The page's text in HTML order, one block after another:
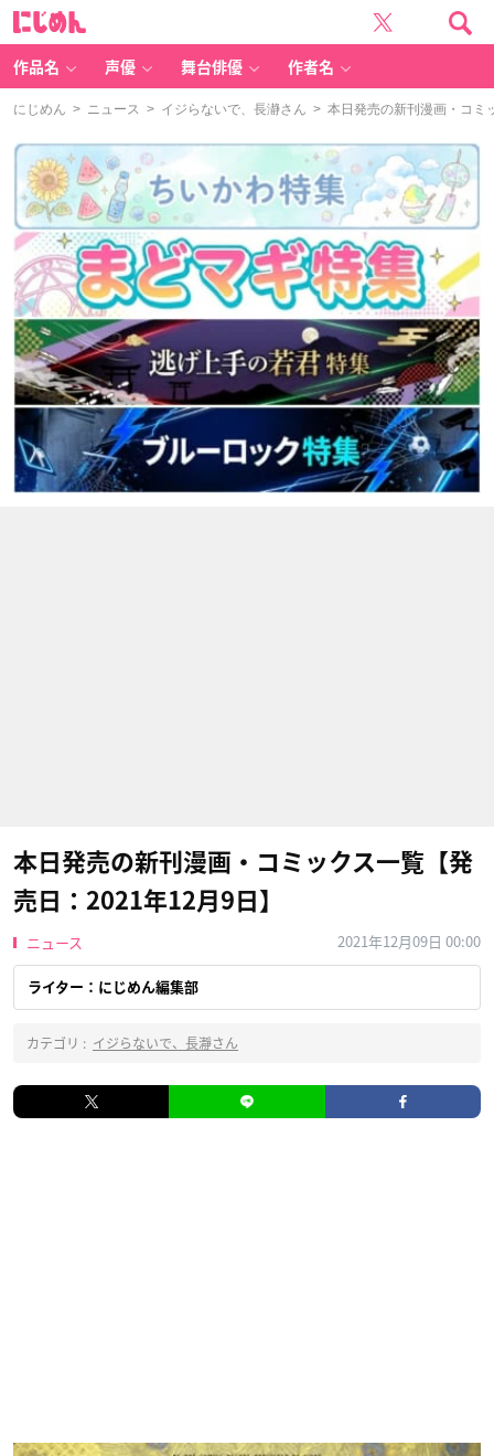
作品名 声優 舞台俳優 作者名
にじめん > ニュース > イジらないで、長瀞さん > 本日発売の新刊漫画・コミ
本日発売の新刊漫画・コミックス一覧【発
売日：2021年12月9日】
ニュース 2021年12月09日 00:00
ライター：にじめん編集部
カテゴリ : イジらないで、長瀞さん